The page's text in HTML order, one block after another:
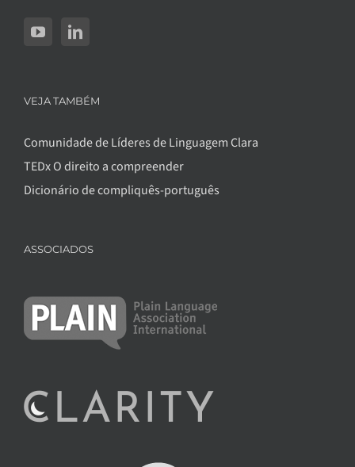
VEJA TAMBÉM
Comunidade de Líderes de Linguagem Clara
TEDx O direito a compreender
Dicionário de compliquês-português
ASSOCIADOS